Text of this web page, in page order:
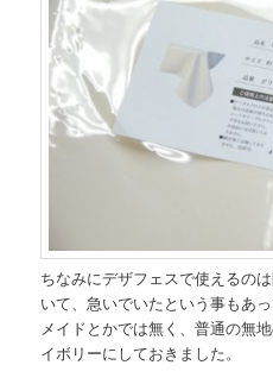
ちなみにデザフェスで使えるの
いて、急いでいたという事もあ
メイドとかでは無く、普通の無
イボリーにしておきました。